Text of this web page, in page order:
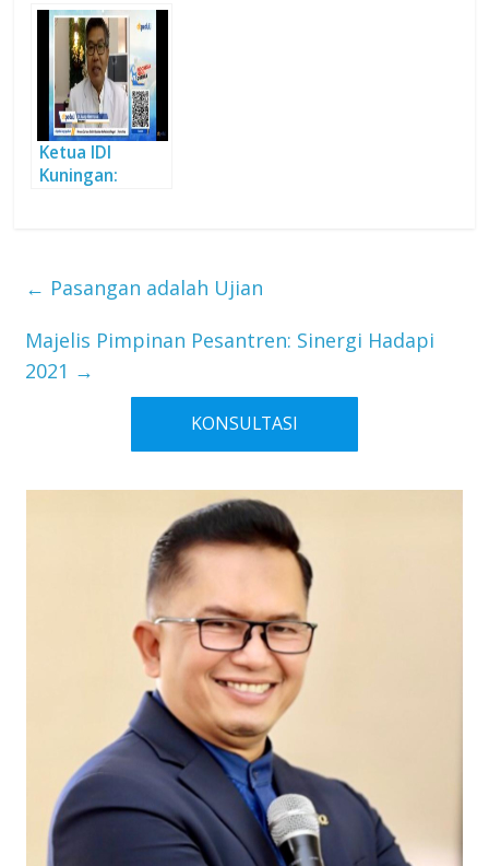
Solusinya
Ketua IDI
Kuningan:
← Pasangan adalah Ujian
Majelis Pimpinan Pesantren: Sinergi Hadapi
2021 →
KONSULTASI